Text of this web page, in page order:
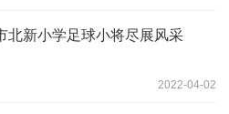
北新小学足球小将尽展风采
2022-04-02